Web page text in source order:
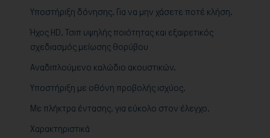
Υποστήριξη δόνησης. Για να μην χάσετε ποτέ κλήση.
Ήχος HD. Τσιπ υψηλής ποιότητας και εξαιρετικός
σχεδιασμός μείωσης θορύβου
Αναδιπλούμενο καλώδιο ακουστικών.
Υποστήριξη με οθόνη προβολής ισχύος.
Με πλήκτρα έντασης. για εύκολο στον έλεγχο.
Χαρακτηριστικά